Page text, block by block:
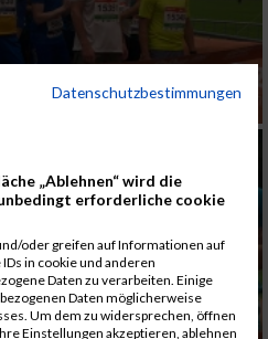
Datenschutzbestimmungen
„Ablehnen“ wird die
erforderliche cookie
oder greifen auf Informationen auf
in cookie und anderen
Daten zu verarbeiten. Einige
Daten möglicherweise
Um dem zu widersprechen, öffnen
Einstellungen akzeptieren, ablehnen